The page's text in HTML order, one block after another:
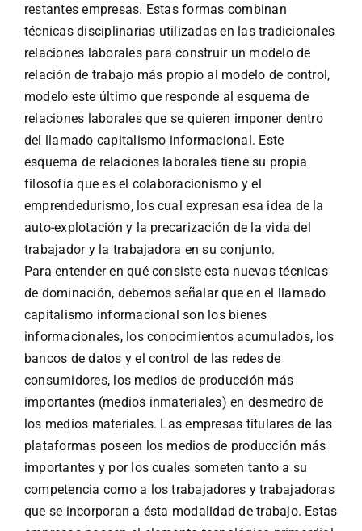
restantes empresas. Estas formas combinan
técnicas disciplinarias utilizadas en las tradicionales
relaciones laborales para construir un modelo de
relación de trabajo más propio al modelo de control,
modelo este último que responde al esquema de
relaciones laborales que se quieren imponer dentro
del llamado capitalismo informacional. Este
esquema de relaciones laborales tiene su propia
filosofía que es el colaboracionismo y el
emprendedurismo, los cual expresan esa idea de la
auto-explotación y la precarización de la vida del
trabajador y la trabajadora en su conjunto.
Para entender en qué consiste esta nuevas técnicas
de dominación, debemos señalar que en el llamado
capitalismo informacional son los bienes
informacionales, los conocimientos acumulados, los
bancos de datos y el control de las redes de
consumidores, los medios de producción más
importantes (medios inmateriales) en desmedro de
los medios materiales. Las empresas titulares de las
plataformas poseen los medios de producción más
importantes y por los cuales someten tanto a su
competencia como a los trabajadores y trabajadoras
que se incorporan a ésta modalidad de trabajo. Estas